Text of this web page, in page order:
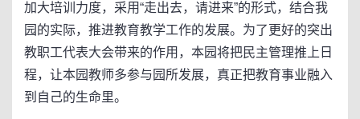
加大培训力度，采用“走出去，请进来”的形式，结合我
园的实际，推进教育教学工作的发展。为了更好的突出
教职工代表大会带来的作用，本园将把民主管理推上日
程，让本园教师多参与园所发展，真正把教育事业融入
到自己的生命里。